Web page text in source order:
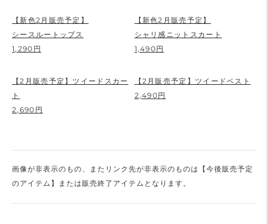
【新色2月販売予定】
シースルートップス
1,290円
【新色2月販売予定】
シャリ感ニットスカート
1,490円
【2月販売予定】ツイードスカー
ト
2,690円
【2月販売予定】ツイードベスト
2,490円
画像が非表示のもの、またリンク先が非表示のものは【今後販売予定
のアイテム】または販売終了アイテムとなります。